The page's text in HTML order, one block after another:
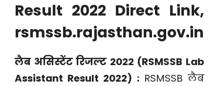
Result 2022 Direct Link,
rsmssb.rajasthan.gov.in
लैब असिस्टेंट रिजल्ट 2022 (RSMSSB Lab
Assistant Result 2022) :RSMSSB लैब